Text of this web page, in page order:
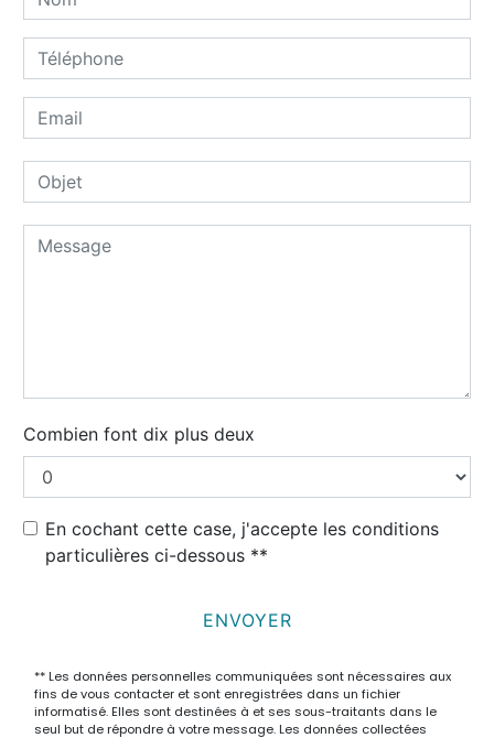
Combien font dix plus deux
En cochant cette case, j'accepte les conditions
particulières ci-dessous **
ENVOYER
** Les données personnelles communiquées sont nécessaires aux
fins de vous contacter et sont enregistrées dans un fichier
informatisé. Elles sont destinées à et ses sous-traitants dans le
seul but de répondre à votre message. Les données collectées